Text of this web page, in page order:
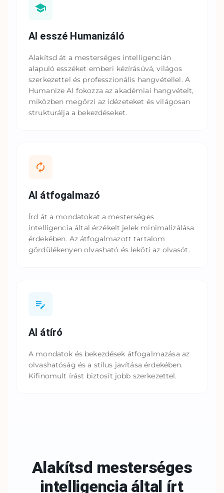
AI esszé Humanizáló
Alakítsd át a mesterséges intelligencián
alapuló esszéket emberi kézírásúvá, világos
szerkezettel és professzionális hangvétellel. A
Humanize AI fokozza az akadémiai hangvételt,
miközben megőrzi az idézeteket és világosan
strukturálja a bekezdéseket.
AI átfogalmazó
Írd át a mondatokat a mesterséges
intelligencia által érzékelt jelek minimalizálása
érdekében. Az átfogalmazott tartalom
gördülékenyen olvasható és leköti az olvasót.
AI átíró
A mondatok és bekezdések átfogalmazása az
olvashatóság és a stílus javítása érdekében.
Kifinomult írást biztosít jobb szerkezettel.
Alakítsd mesterséges
intelligencia által írt